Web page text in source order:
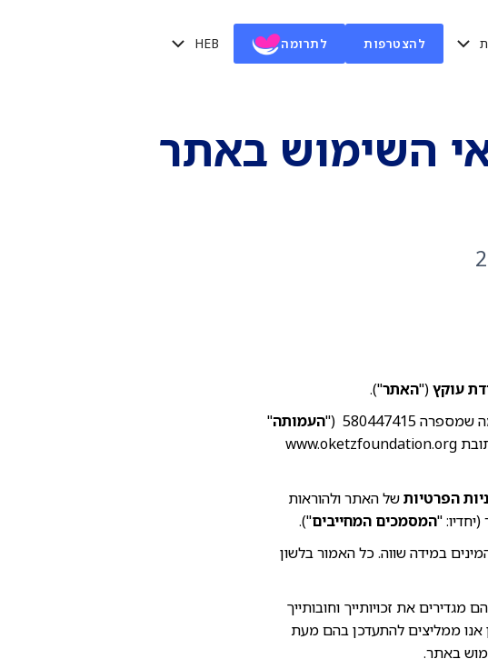
להצטרפות לתרומה HEB
השימוש באתר
עוקץ("האתר").
("
העמותה"
www.oketzfoundation.org
הפרטיותשל האתר ולהוראות
"המסמכים המחייבים").
במידה שווה. כל האמור בלשון
את זכויותייך וחובותייך
אנו ממליצים להתעדכן בהם מעת
באתר.